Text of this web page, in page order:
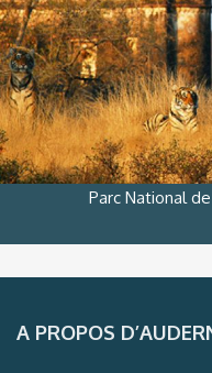
Parc National
A PROPOS